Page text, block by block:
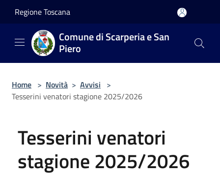
Regione Toscana
Comune di Scarperia e San
Piero
Home > Novità > Avvisi >
Tesserini venatori stagione 2025/2026
Tesserini venatori
stagione 2025/2026